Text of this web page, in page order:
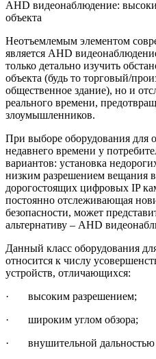
AHD видеонаблюдение:
объекта
Неотъемлемым элементом
является AHD
только детально изучить
объекта (будь то торговый/
общественное здание), но и
реального времени,
злоумышленников.
При выборе оборудования для
недавнего времени у
вариантов: установка
низким разрешением вещания
дорогостоящих цифровых IP
постоянно отслеживающая
безопасности, может
альтернативу – AHD
Данный класс оборудования
относится к числу
устройств, отличающихся:
· высоким разрешением;
· широким углом обзора;
· внушительной дальностью